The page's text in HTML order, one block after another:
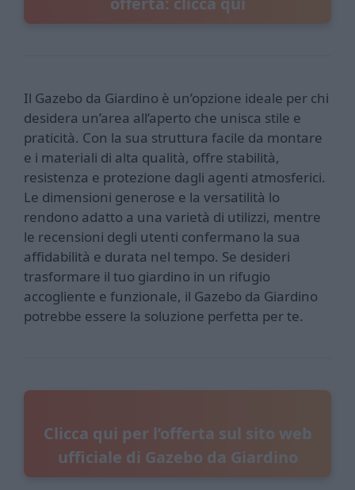
Il Gazebo da Giardino è un’opzione ideale per chi
desidera un’area all’aperto che unisca stile e
praticità. Con la sua struttura facile da montare
e i materiali di alta qualità, offre stabilità,
resistenza e protezione dagli agenti atmosferici.
Le dimensioni generose e la versatilità lo
rendono adatto a una varietà di utilizzi, mentre
le recensioni degli utenti confermano la sua
affidabilità e durata nel tempo. Se desideri
trasformare il tuo giardino in un rifugio
accogliente e funzionale, il Gazebo da Giardino
potrebbe essere la soluzione perfetta per te.
Clicca qui per l’offerta sul sito web
ufficiale di Gazebo da Giardino